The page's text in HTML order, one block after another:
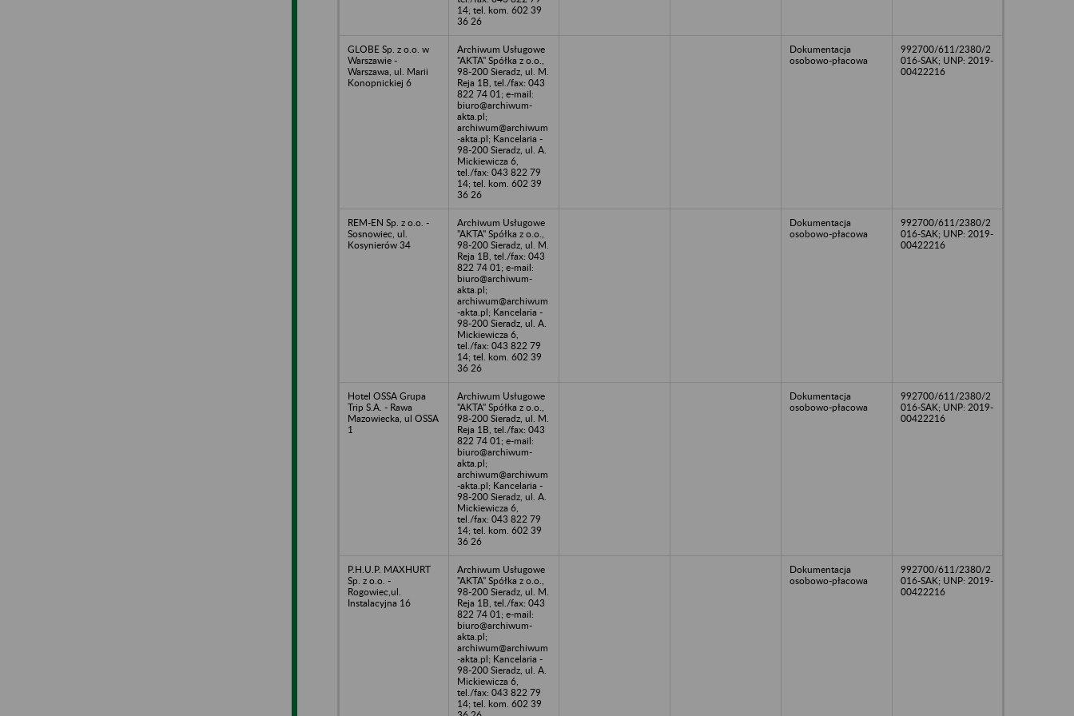
14; tel. kom. 602 39
36 26
GLOBE Sp. z o.o. w
Warszawie -
Warszawa, ul. Marii
Konopnickiej 6
Archiwum Usługowe
"AKTA" Spółka z o.o.,
98-200 Sieradz, ul. M.
Reja 1B, tel./fax: 043
822 74 01; e-mail:
biuro@archiwum-
akta.pl;
archiwum@archiwum
-akta.pl; Kancelaria -
98-200 Sieradz, ul. A.
Mickiewicza 6,
tel./fax: 043 822 79
14; tel. kom. 602 39
36 26
Dokumentacja
osobowo-płacowa
992700/611/2380/2
016-SAK; UNP: 2019-
00422216
REM-EN Sp. z o.o. -
Sosnowiec, ul.
Kosynierów 34
Archiwum Usługowe
"AKTA" Spółka z o.o.,
98-200 Sieradz, ul. M.
Reja 1B, tel./fax: 043
822 74 01; e-mail:
biuro@archiwum-
akta.pl;
archiwum@archiwum
-akta.pl; Kancelaria -
98-200 Sieradz, ul. A.
Mickiewicza 6,
tel./fax: 043 822 79
14; tel. kom. 602 39
36 26
Dokumentacja
osobowo-płacowa
992700/611/2380/2
016-SAK; UNP: 2019-
00422216
Hotel OSSA Grupa
Trip S.A. - Rawa
Mazowiecka, ul OSSA
1
Archiwum Usługowe
"AKTA" Spółka z o.o.,
98-200 Sieradz, ul. M.
Reja 1B, tel./fax: 043
822 74 01; e-mail:
biuro@archiwum-
akta.pl;
archiwum@archiwum
-akta.pl; Kancelaria -
98-200 Sieradz, ul. A.
Mickiewicza 6,
tel./fax: 043 822 79
14; tel. kom. 602 39
36 26
Dokumentacja
osobowo-płacowa
992700/611/2380/2
016-SAK; UNP: 2019-
00422216
P.H.U.P. MAXHURT
Sp. z o.o. -
Rogowiec,ul.
Instalacyjna 16
Archiwum Usługowe
"AKTA" Spółka z o.o.,
98-200 Sieradz, ul. M.
Reja 1B, tel./fax: 043
822 74 01; e-mail:
biuro@archiwum-
akta.pl;
archiwum@archiwum
-akta.pl; Kancelaria -
98-200 Sieradz, ul. A.
Mickiewicza 6,
tel./fax: 043 822 79
14; tel. kom. 602 39
Dokumentacja
osobowo-płacowa
992700/611/2380/2
016-SAK; UNP: 2019-
00422216